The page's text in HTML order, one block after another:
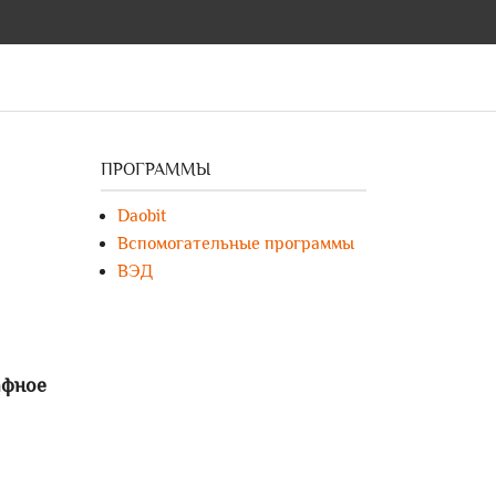
ПРОГРАММЫ
Daobit
Вспомогательные программы
ВЭД